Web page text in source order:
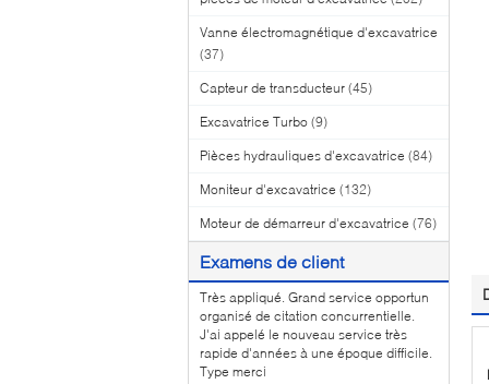
Vanne électromagnétique d'excavatrice
(37)
Capteur de transducteur (45)
Excavatrice Turbo (9)
Pièces hydrauliques d'excavatrice (84)
Moniteur d'excavatrice (132)
Moteur de démarreur d'excavatrice (76)
Examens de client
Très appliqué. Grand service opportun
organisé de citation concurrentielle.
J'ai appelé le nouveau service très
rapide d'années à une époque difficile.
Type merci